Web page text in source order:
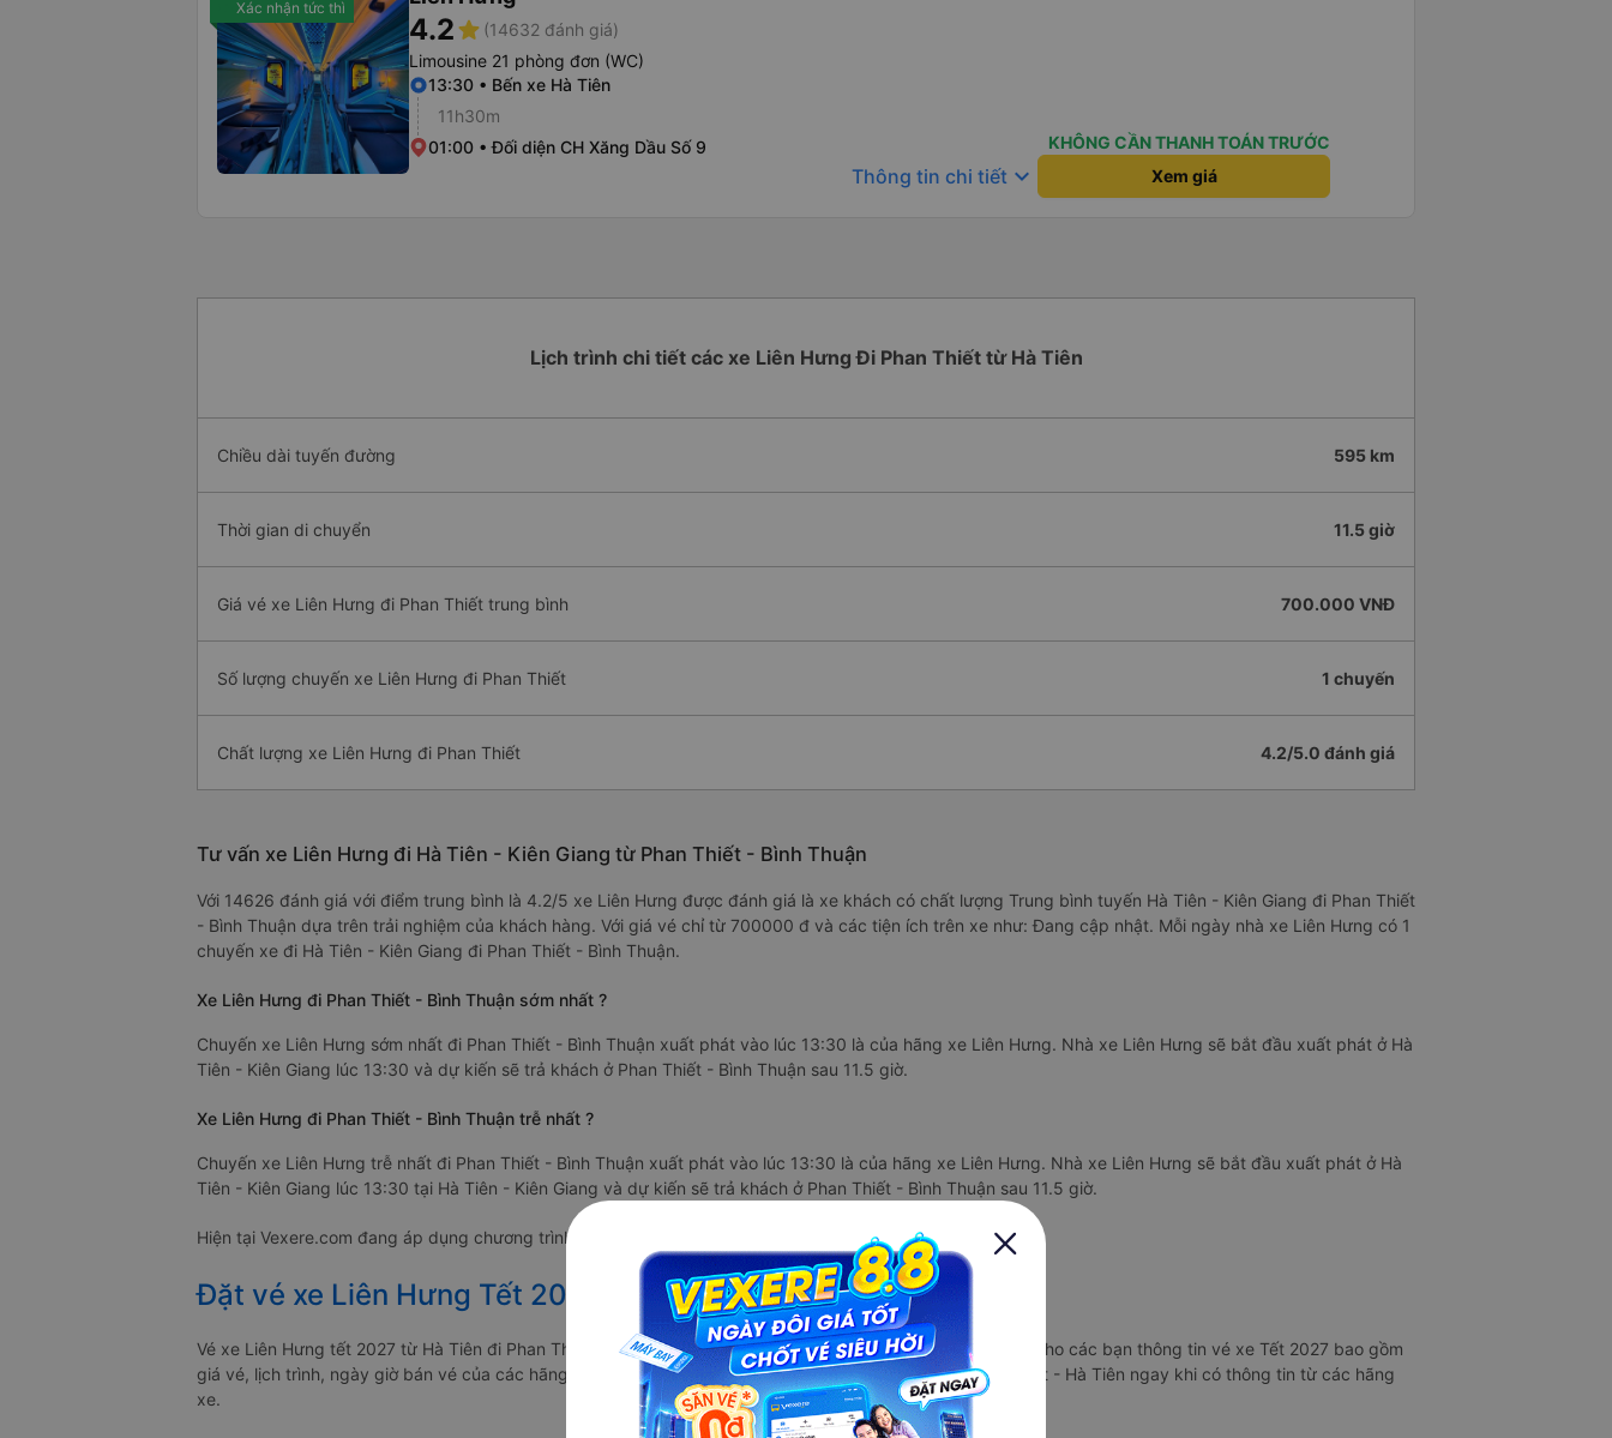
Xác nhận tức thì
4.2star (14632 đánh giá)
Limousine 21 phòng đơn (WC)
13:30 • Bến xe Hà Tiên
11h30m
01:00 • Đối diện CH Xăng Dầu Số 9
KHÔNG CẦN THANH TOÁN TRƯỚC
Thông tin chi tiết keyboard_arrow_down Xem giá
Lịch trình chi tiết các xe Liên Hưng Đi Phan Thiết từ Hà Tiên
Chiều dài tuyến đường 595 km
Thời gian di chuyển 11.5 giờ
Giá vé xe Liên Hưng đi Phan Thiết trung bình 700.000 VNĐ
Số lượng chuyến xe Liên Hưng đi Phan Thiết 1 chuyến
Chất lượng xe Liên Hưng đi Phan Thiết 4.2/5.0 đánh giá
Tư vấn xe Liên Hưng đi Hà Tiên - Kiên Giang từ Phan Thiết - Bình Thuận
Với 14626 đánh giá với điểm trung bình là 4.2/5 xe Liên Hưng được đánh giá là xe khách có chất lượng Trung bình tuyến Hà Tiên - Kiên Giang đi Phan Thiết
- Bình Thuận dựa trên trải nghiệm của khách hàng. Với giá vé chỉ từ 700000 đ và các tiện ích trên xe như: Đang cập nhật. Mỗi ngày nhà xe Liên Hưng có 1
chuyến xe đi Hà Tiên - Kiên Giang đi Phan Thiết - Bình Thuận.
Xe Liên Hưng đi Phan Thiết - Bình Thuận sớm nhất ?
Chuyến xe Liên Hưng sớm nhất đi Phan Thiết - Bình Thuận xuất phát vào lúc 13:30 là của hãng xe Liên Hưng. Nhà xe Liên Hưng sẽ bắt đầu xuất phát ở Hà
Tiên - Kiên Giang lúc 13:30 và dự kiến sẽ trả khách ở Phan Thiết - Bình Thuận sau 11.5 giờ.
Xe Liên Hưng đi Phan Thiết - Bình Thuận trễ nhất ?
Chuyến xe Liên Hưng trễ nhất đi Phan Thiết - Bình Thuận xuất phát vào lúc 13:30 là của hãng xe Liên Hưng. Nhà xe Liên Hưng sẽ bắt đầu xuất phát ở Hà
Tiên - Kiên Giang lúc 13:30 tại Hà Tiên - Kiên Giang và dự kiến sẽ trả khách ở Phan Thiết - Bình Thuận sau 11.5 giờ.
Hiện tại Vexere.com đang áp dụng chương trình giảm giá với nhà xe Liên Hưng với giá vé chỉ từ 700000 đ
Đặt vé xe Liên Hưng Tết 2027 từ Hà Tiên đi Phan Thiết
Vé xe Liên Hưng tết 2027 từ Hà Tiên đi Phan Thiết vẫn chưa được công bố. Vexere.com sẽ sớm thông báo cho các bạn thông tin vé xe Tết 2027 bao gồm
giá vé, lịch trình, ngày giờ bán vé của các hãng xe khách đi tuyến đường Hà Tiên - Phan Thiết và Phan Thiết - Hà Tiên ngay khi có thông tin từ các hãng
xe.